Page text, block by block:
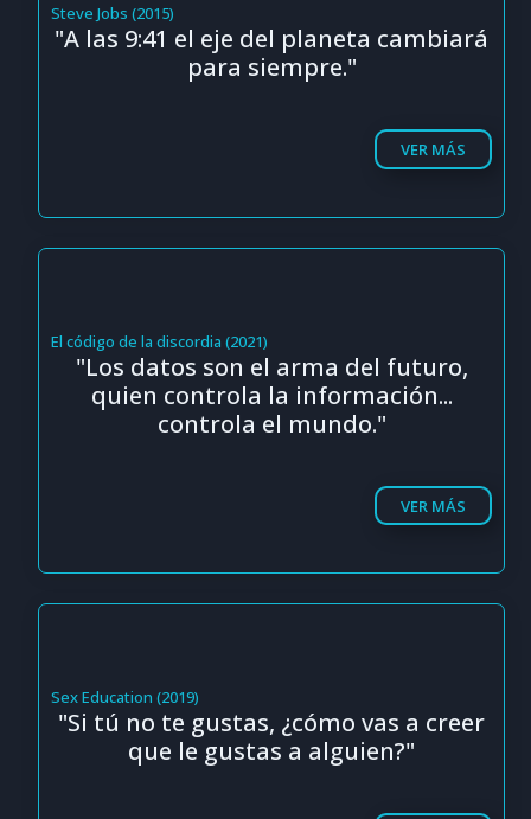
Steve Jobs (2015)
"A las 9:41 el eje del planeta cambiará
para siempre."
VER MÁS
El código de la discordia (2021)
"Los datos son el arma del futuro,
quien controla la información...
controla el mundo."
VER MÁS
Sex Education (2019)
"Si tú no te gustas, ¿cómo vas a creer
que le gustas a alguien?"